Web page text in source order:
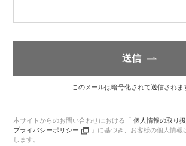
送信
このメールは暗号化されて送信されま
本サイトからのお問い合わせにおける「個人情報の取り
プライバシーポリシー
」に基づき、 お客様の個人情報
します。